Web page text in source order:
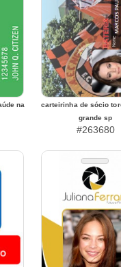
na
carteirinha de sócio
grande sp
#263680